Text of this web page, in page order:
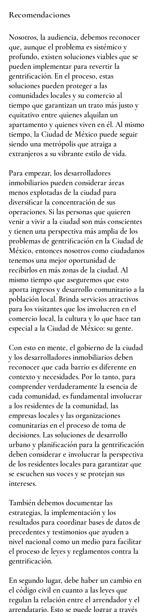
Recomendaciones
Nosotros, la audiencia, debemos reconocer
que, aunque el problema es sistémico y
profundo, existen soluciones viables que se
pueden implementar para revertir la
gentrificación. En el proceso, estas
soluciones pueden proteger a las
comunidades locales y su comercio al
tiempo que garantizan un trato más justo y
equitativo entre quienes alquilan un
apartamento y quienes viven en él. Al mismo
tiempo, la Ciudad de México puede seguir
siendo una metrópolis que atraiga a
extranjeros a su vibrante estilo de vida.
Para empezar, los desarrolladores
inmobiliarios pueden considerar áreas
menos explotadas de la ciudad para
diversificar la concentración de sus
operaciones. Si las personas que quieren
venir a vivir a la ciudad son más conscientes
y tienen una perspectiva más amplia de los
problemas de gentrificación en la Ciudad de
México, entonces nosotros como ciudadanos
tenemos una mejor oportunidad de
recibirlos en más zonas de la ciudad. Al
mismo tiempo que aseguremos que esto
aporta ingresos y desarrollo comunitario a la
población local. Brinda servicios atractivos
para los visitantes que los involucren en el
comercio local, la cultura y lo que hace tan
especial a la Ciudad de México: su gente.
Con esto en mente, el gobierno de la ciudad
y los desarrolladores inmobiliarios deben
reconocer que cada barrio es diferente en
contexto y necesidades. Por lo tanto, para
comprender verdaderamente la esencia de
cada comunidad, es fundamental involucrar
a los residentes de la comunidad, las
empresas locales y las organizaciones
comunitarias en el proceso de toma de
decisiones. Las soluciones de desarrollo
urbano y planificación para la gentrificación
deben considerar e involucrar la perspectiva
de los residentes locales para garantizar que
se escuchen sus voces y se protejan sus
intereses.
También debemos documentar las
estrategias, la implementación y los
resultados para coordinar bases de datos de
precedentes y testimonios que ayuden a
nivel nacional como un medio para facilitar
el proceso de leyes y reglamentos contra la
gentrificación.
En segundo lugar, debe haber un cambio en
el código civil en cuanto a las leyes que
regulan la relación entre el arrendador y el
arrendatario. Esto se puede lograr a través